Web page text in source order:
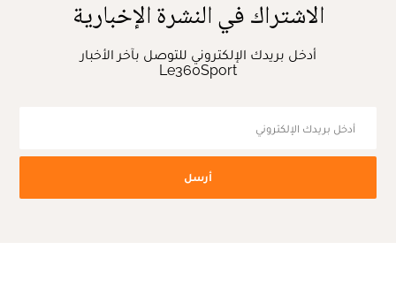
الاشتراك في النشرة الإخبارية
أدخل بريدك الإلكتروني للتوصل بآخر الأخبار
Le360Sport
أرسل